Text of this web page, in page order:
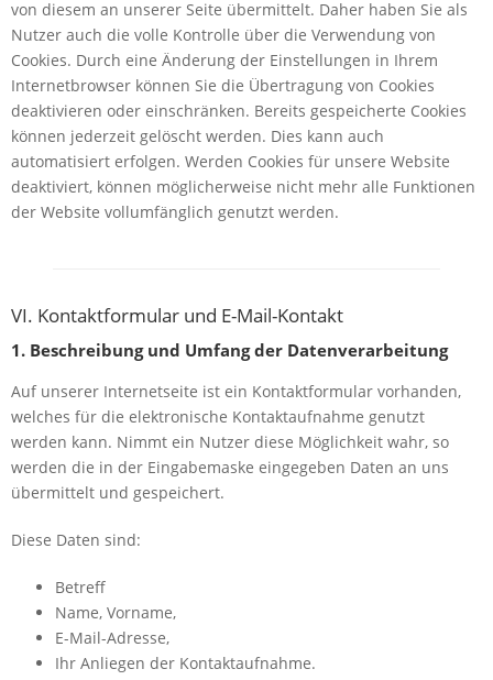
von diesem an unserer Seite übermittelt. Daher haben Sie als
Nutzer auch die volle Kontrolle über die Verwendung von
Cookies. Durch eine Änderung der Einstellungen in Ihrem
Internetbrowser können Sie die Übertragung von Cookies
deaktivieren oder einschränken. Bereits gespeicherte Cookies
können jederzeit gelöscht werden. Dies kann auch
automatisiert erfolgen. Werden Cookies für unsere Website
deaktiviert, können möglicherweise nicht mehr alle Funktionen
der Website vollumfänglich genutzt werden.
VI. Kontaktformular und E-Mail-Kontakt
1. Beschreibung und Umfang der Datenverarbeitung
Auf unserer Internetseite ist ein Kontaktformular vorhanden,
welches für die elektronische Kontaktaufnahme genutzt
werden kann. Nimmt ein Nutzer diese Möglichkeit wahr, so
werden die in der Eingabemaske eingegeben Daten an uns
übermittelt und gespeichert.
Diese Daten sind:
Betreff
Name, Vorname,
E-Mail-Adresse,
Ihr Anliegen der Kontaktaufnahme.